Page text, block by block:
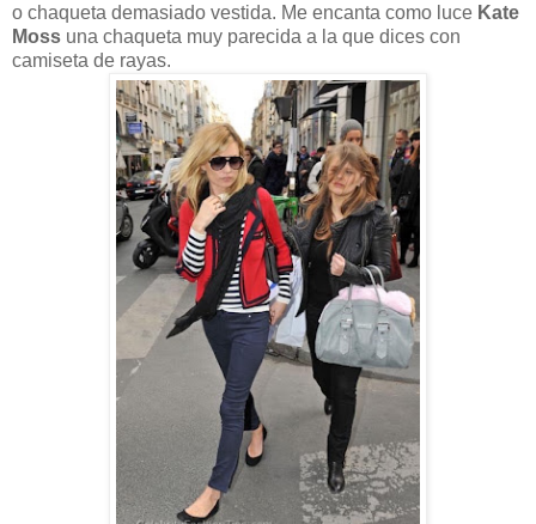
o chaqueta demasiado vestida. Me encanta como luce Kate
Moss una chaqueta muy parecida a la que dices con
camiseta de rayas.